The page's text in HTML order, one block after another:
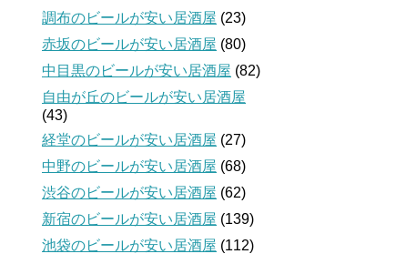
調布のビールが安い居酒屋 (23)
赤坂のビールが安い居酒屋 (80)
中目黒のビールが安い居酒屋 (82)
自由が丘のビールが安い居酒屋
(43)
経堂のビールが安い居酒屋 (27)
中野のビールが安い居酒屋 (68)
渋谷のビールが安い居酒屋 (62)
新宿のビールが安い居酒屋 (139)
池袋のビールが安い居酒屋 (112)